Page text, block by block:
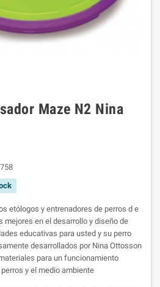
Maze N2 Nina
etólogos y entrenadores de perros d e
mejores en el desarrollo y diseño de
educativas para usted y su perro
desarrollados por Nina Ottosson
para un funcionamiento
y el medio ambiente